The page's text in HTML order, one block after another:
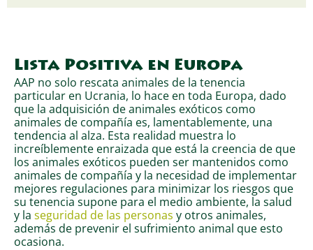
Lista Positiva en Europa
AAP no solo rescata animales de la tenencia
particular en Ucrania, lo hace en toda Europa, dado
que la adquisición de animales exóticos como
animales de compañía es, lamentablemente, una
tendencia al alza. Esta realidad muestra lo
increíblemente enraizada que está la creencia de que
los animales exóticos pueden ser mantenidos como
animales de compañía y la necesidad de implementar
mejores regulaciones para minimizar los riesgos que
su tenencia supone para el medio ambiente, la salud
y la seguridad de las personas y otros animales,
además de prevenir el sufrimiento animal que esto
ocasiona.